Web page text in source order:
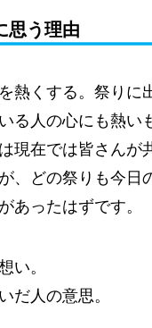
思う理由
熱くする。祭りに
る人の心にも熱い
現在では皆さんが
、どの祭りも今日
あったはずです。
い。
だ人の意思。